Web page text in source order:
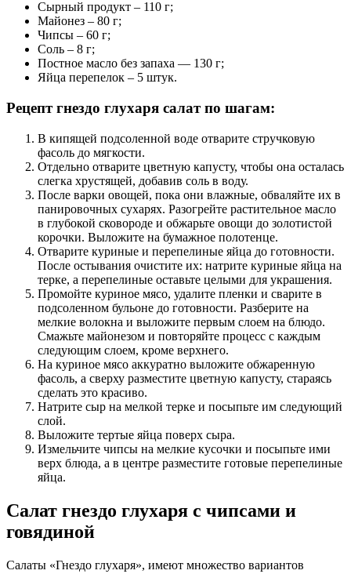
Сырный продукт – 110 г;
Майонез – 80 г;
Чипсы – 60 г;
Соль – 8 г;
Постное масло без запаха — 130 г;
Яйца перепелок – 5 штук.
Рецепт гнездо глухаря салат по шагам:
В кипящей подсоленной воде отварите стручковую
фасоль до мягкости.
Отдельно отварите цветную капусту, чтобы она осталась
слегка хрустящей, добавив соль в воду.
После варки овощей, пока они влажные, обваляйте их в
панировочных сухарях. Разогрейте растительное масло
в глубокой сковороде и обжарьте овощи до золотистой
корочки. Выложите на бумажное полотенце.
Отварите куриные и перепелиные яйца до готовности.
После остывания очистите их: натрите куриные яйца на
терке, а перепелиные оставьте целыми для украшения.
Промойте куриное мясо, удалите пленки и сварите в
подсоленном бульоне до готовности. Разберите на
мелкие волокна и выложите первым слоем на блюдо.
Смажьте майонезом и повторяйте процесс с каждым
следующим слоем, кроме верхнего.
На куриное мясо аккуратно выложите обжаренную
фасоль, а сверху разместите цветную капусту, стараясь
сделать это красиво.
Натрите сыр на мелкой терке и посыпьте им следующий
слой.
Выложите тертые яйца поверх сыра.
Измельчите чипсы на мелкие кусочки и посыпьте ими
верх блюда, а в центре разместите готовые перепелиные
яйца.
Салат гнездо глухаря с чипсами и
говядиной
Салаты «Гнездо глухаря», имеют множество вариантов